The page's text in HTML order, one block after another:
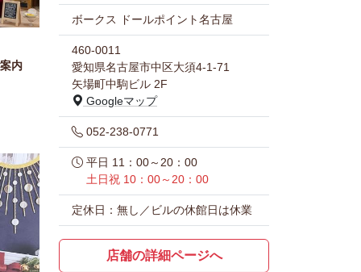
内
ボークス ドールポイント名古屋
460-0011
愛知県名古屋市中区大須4-1-71
矢場町中駒ビル 2F
Googleマップ
052-238-0771
平日 11：00～20：00
土日祝 10：00～20：00
定休日：無し／ビルの休館日は休業
店舗の詳細ページへ